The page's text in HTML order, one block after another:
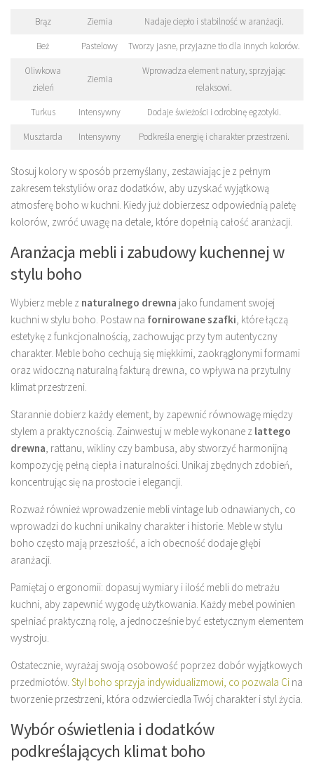
Brąz Ziemia Nadaje ciepło i stabilność w aranżacji.
Beż Pastelowy Tworzy jasne, przyjazne tło dla innych kolorów.
Oliwkowa
zieleń
Ziemia
Wprowadza element natury, sprzyjając
relaksowi.
Turkus Intensywny Dodaje świeżości i odrobinę egzotyki.
Musztarda Intensywny Podkreśla energię i charakter przestrzeni.
Stosuj kolory w sposób przemyślany, zestawiając je z pełnym
zakresem tekstyliów oraz dodatków, aby uzyskać wyjątkową
atmosferę boho w kuchni. Kiedy już dobierzesz odpowiednią paletę
kolorów, zwróć uwagę na detale, które dopełnią całość aranżacji.
Aranżacja mebli i zabudowy kuchennej w
stylu boho
Wybierz meble z naturalnego drewna jako fundament swojej
kuchni w stylu boho. Postaw na fornirowane szafki, które łączą
estetykę z funkcjonalnością, zachowując przy tym autentyczny
charakter. Meble boho cechują się miękkimi, zaokrąglonymi formami
oraz widoczną naturalną fakturą drewna, co wpływa na przytulny
klimat przestrzeni.
Starannie dobierz każdy element, by zapewnić równowagę między
stylem a praktycznością. Zainwestuj w meble wykonane z lattego
drewna, rattanu, wikliny czy bambusa, aby stworzyć harmonijną
kompozycję pełną ciepła i naturalności. Unikaj zbędnych zdobień,
koncentrując się na prostocie i elegancji.
Rozważ również wprowadzenie mebli vintage lub odnawianych, co
wprowadzi do kuchni unikalny charakter i historie. Meble w stylu
boho często mają przeszłość, a ich obecność dodaje głębi
aranżacji.
Pamiętaj o ergonomii: dopasuj wymiary i ilość mebli do metrażu
kuchni, aby zapewnić wygodę użytkowania. Każdy mebel powinien
spełniać praktyczną rolę, a jednocześnie być estetycznym elementem
wystroju.
Ostatecznie, wyrażaj swoją osobowość poprzez dobór wyjątkowych
przedmiotów. Styl boho sprzyja indywidualizmowi, co pozwala Ci na
tworzenie przestrzeni, która odzwierciedla Twój charakter i styl życia.
Wybór oświetlenia i dodatków
podkreślających klimat boho